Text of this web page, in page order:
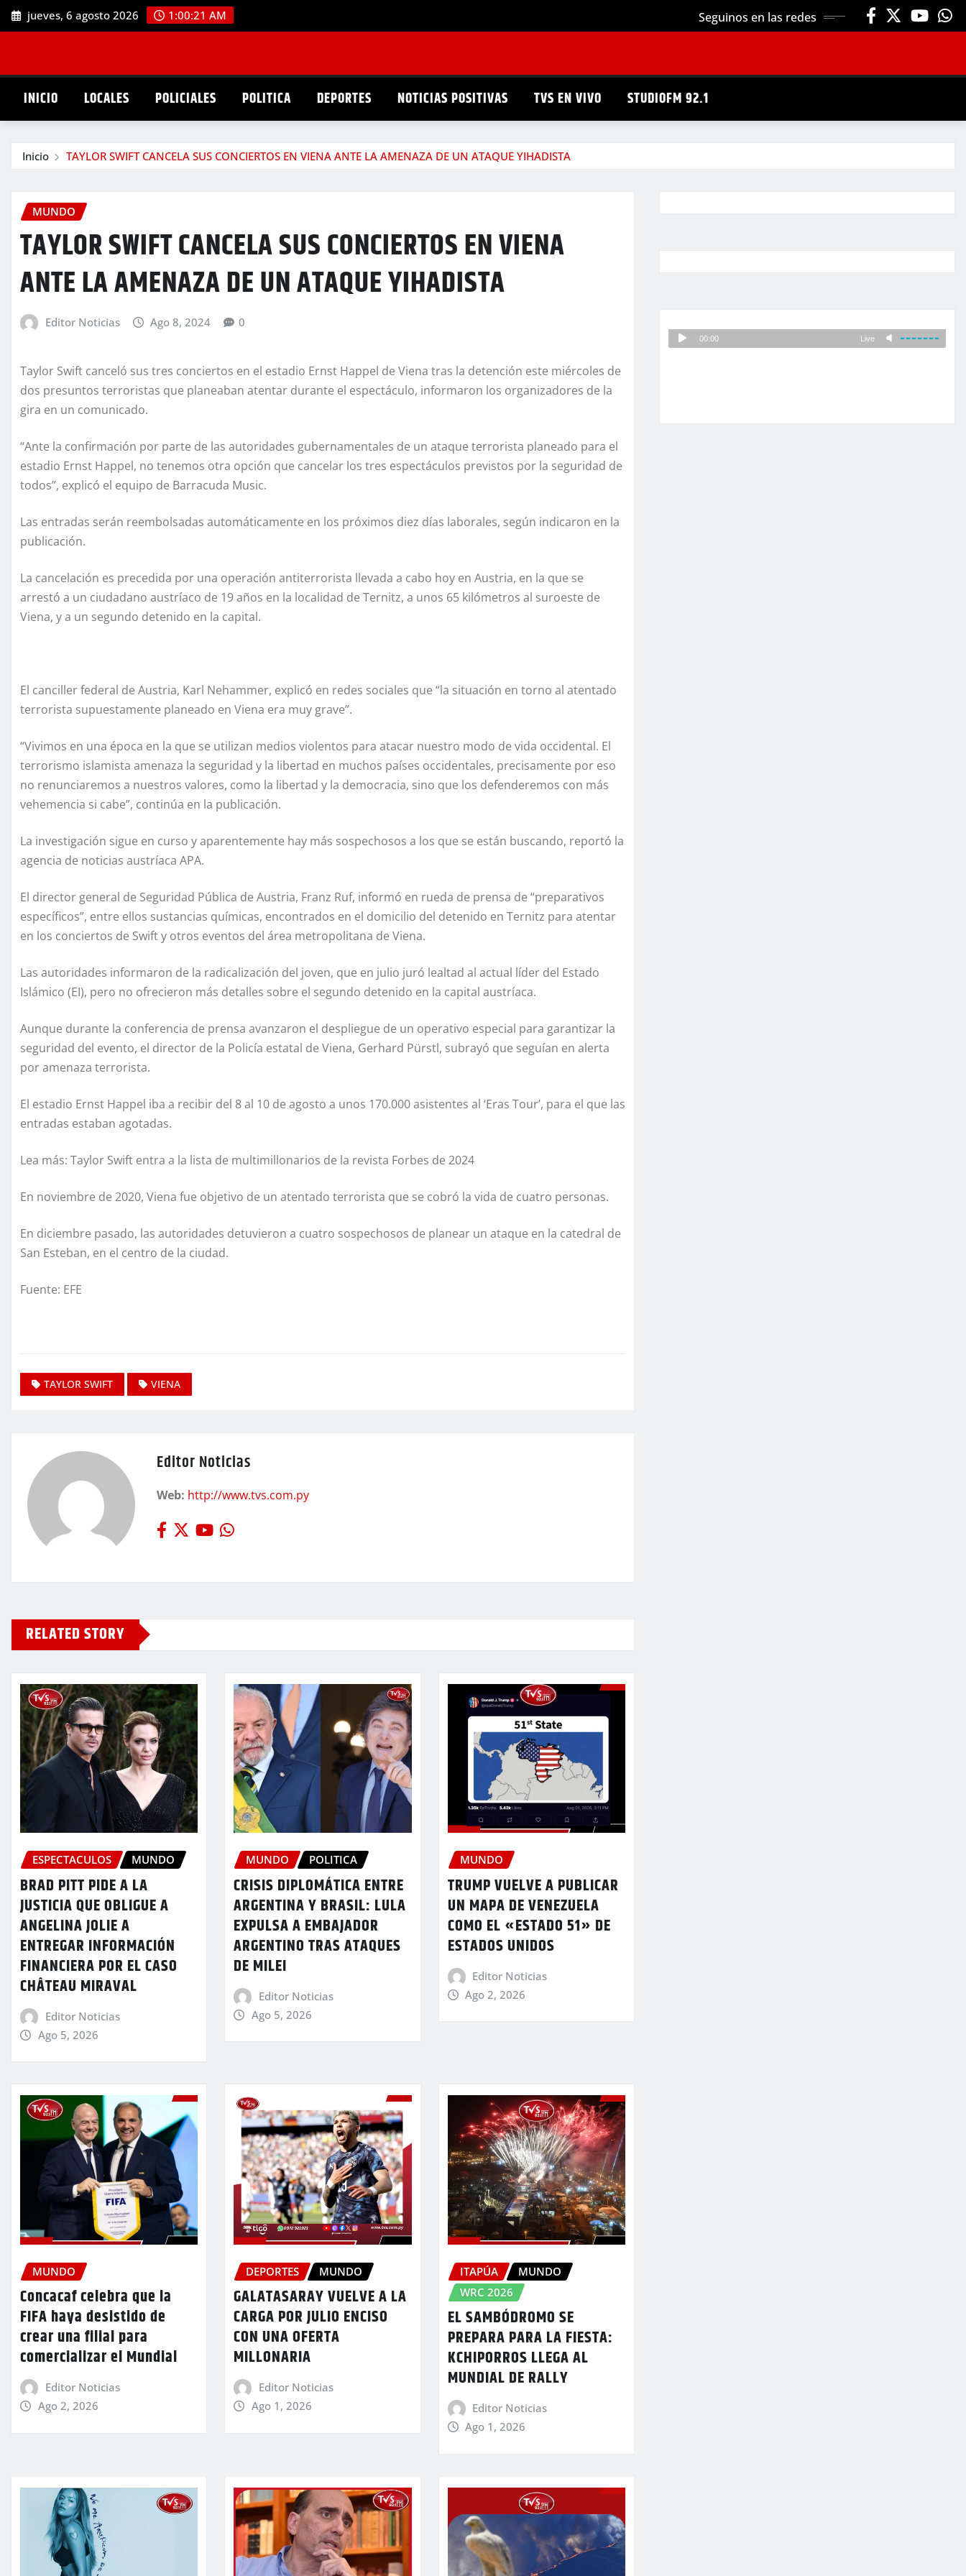
Saltar
al
jueves, 6 agosto 2026 1:00:22 AM Seguinos en las redes
INICIO LOCALES POLICIALES POLITICA DEPORTES NOTICIAS POSITIVAS TVS EN VIVO STUDIOFM 92.1
Inicio TAYLOR SWIFT CANCELA SUS CONCIERTOS EN VIENA ANTE LA AMENAZA DE UN ATAQUE YIHADISTA
MUNDO
TAYLOR SWIFT CANCELA SUS CONCIERTOS EN VIENA
ANTE LA AMENAZA DE UN ATAQUE YIHADISTA
Editor Noticias Ago 8, 2024 0
Taylor Swift canceló sus tres conciertos en el estadio Ernst Happel de Viena tras la detención este miércoles de
dos presuntos terroristas que planeaban atentar durante el espectáculo, informaron los organizadores de la
gira en un comunicado.
“Ante la confirmación por parte de las autoridades gubernamentales de un ataque terrorista planeado para el
estadio Ernst Happel, no tenemos otra opción que cancelar los tres espectáculos previstos por la seguridad de
todos”, explicó el equipo de Barracuda Music.
Las entradas serán reembolsadas automáticamente en los próximos diez días laborales, según indicaron en la
publicación.
La cancelación es precedida por una operación antiterrorista llevada a cabo hoy en Austria, en la que se
arrestó a un ciudadano austríaco de 19 años en la localidad de Ternitz, a unos 65 kilómetros al suroeste de
Viena, y a un segundo detenido en la capital.
El canciller federal de Austria, Karl Nehammer, explicó en redes sociales que “la situación en torno al atentado
terrorista supuestamente planeado en Viena era muy grave”.
“Vivimos en una época en la que se utilizan medios violentos para atacar nuestro modo de vida occidental. El
terrorismo islamista amenaza la seguridad y la libertad en muchos países occidentales, precisamente por eso
no renunciaremos a nuestros valores, como la libertad y la democracia, sino que los defenderemos con más
vehemencia si cabe”, continúa en la publicación.
La investigación sigue en curso y aparentemente hay más sospechosos a los que se están buscando, reportó la
agencia de noticias austríaca APA.
El director general de Seguridad Pública de Austria, Franz Ruf, informó en rueda de prensa de “preparativos
específicos”, entre ellos sustancias químicas, encontrados en el domicilio del detenido en Ternitz para atentar
en los conciertos de Swift y otros eventos del área metropolitana de Viena.
Las autoridades informaron de la radicalización del joven, que en julio juró lealtad al actual líder del Estado
Islámico (EI), pero no ofrecieron más detalles sobre el segundo detenido en la capital austríaca.
Aunque durante la conferencia de prensa avanzaron el despliegue de un operativo especial para garantizar la
seguridad del evento, el director de la Policía estatal de Viena, Gerhard Pürstl, subrayó que seguían en alerta
por amenaza terrorista.
El estadio Ernst Happel iba a recibir del 8 al 10 de agosto a unos 170.000 asistentes al ‘Eras Tour’, para el que las
entradas estaban agotadas.
Lea más: Taylor Swift entra a la lista de multimillonarios de la revista Forbes de 2024
En noviembre de 2020, Viena fue objetivo de un atentado terrorista que se cobró la vida de cuatro personas.
En diciembre pasado, las autoridades detuvieron a cuatro sospechosos de planear un ataque en la catedral de
San Esteban, en el centro de la ciudad.
Fuente: EFE
TAYLOR SWIFT VIENA
Editor Noticias
Web: http://www.tvs.com.py
RELATED STORY
ESPECTACULOS MUNDO
BRAD PITT PIDE A LA
JUSTICIA QUE OBLIGUE A
ANGELINA JOLIE A
ENTREGAR INFORMACIÓN
FINANCIERA POR EL CASO
CHÂTEAU MIRAVAL
Editor Noticias
Ago 5, 2026
MUNDO POLITICA
CRISIS DIPLOMÁTICA ENTRE
ARGENTINA Y BRASIL: LULA
EXPULSA A EMBAJADOR
ARGENTINO TRAS ATAQUES
DE MILEI
Editor Noticias
Ago 5, 2026
MUNDO
TRUMP VUELVE A PUBLICAR
UN MAPA DE VENEZUELA
COMO EL «ESTADO 51» DE
ESTADOS UNIDOS
Editor Noticias
Ago 2, 2026
MUNDO
Concacaf celebra que la
FIFA haya desistido de
crear una filial para
comercializar el Mundial
Editor Noticias
Ago 2, 2026
DEPORTES MUNDO
GALATASARAY VUELVE A LA
CARGA POR JULIO ENCISO
CON UNA OFERTA
MILLONARIA
Editor Noticias
Ago 1, 2026
ITAPÚA
MUNDO
WRC 2026
EL SAMBÓDROMO SE
PREPARA PARA LA FIESTA:
KCHIPORROS LLEGA AL
MUNDIAL DE RALLY
Editor Noticias
Ago 1, 2026